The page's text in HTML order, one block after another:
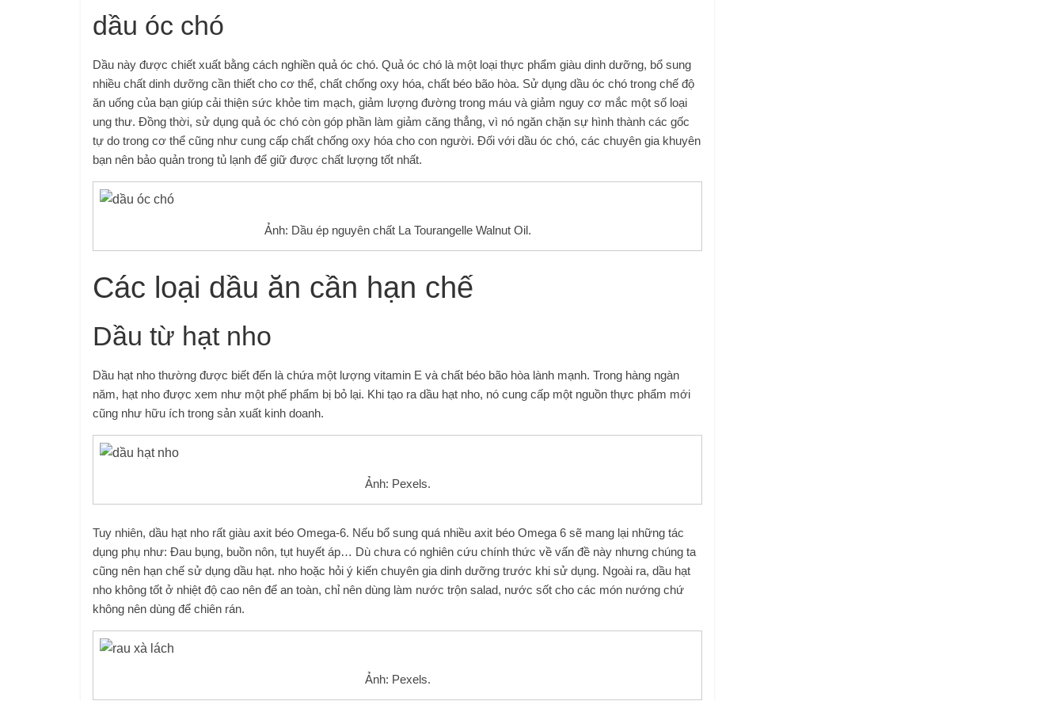
dầu óc chó
Dầu này được chiết xuất bằng cách nghiền quả óc chó. Quả óc chó là một loại thực phẩm giàu dinh dưỡng, bổ sung
nhiều chất dinh dưỡng cần thiết cho cơ thể, chất chống oxy hóa, chất béo bão hòa. Sử dụng dầu óc chó trong chế độ
ăn uống của bạn giúp cải thiện sức khỏe tim mạch, giảm lượng đường trong máu và giảm nguy cơ mắc một số loại
ung thư. Đồng thời, sử dụng quả óc chó còn góp phần làm giảm căng thẳng, vì nó ngăn chặn sự hình thành các gốc
tự do trong cơ thể cũng như cung cấp chất chống oxy hóa cho con người. Đối với dầu óc chó, các chuyên gia khuyên
bạn nên bảo quản trong tủ lạnh để giữ được chất lượng tốt nhất.
Ảnh: Dầu ép nguyên chất La Tourangelle Walnut Oil.
Các loại dầu ăn cần hạn chế
Dầu từ hạt nho
Dầu hạt nho thường được biết đến là chứa một lượng vitamin E và chất béo bão hòa lành mạnh. Trong hàng ngàn
năm, hạt nho được xem như một phế phẩm bị bỏ lại. Khi tạo ra dầu hạt nho, nó cung cấp một nguồn thực phẩm mới
cũng như hữu ích trong sản xuất kinh doanh.
Ảnh: Pexels.
Tuy nhiên, dầu hạt nho rất giàu axit béo Omega-6. Nếu bổ sung quá nhiều axit béo Omega 6 sẽ mang lại những tác
dụng phụ như: Đau bụng, buồn nôn, tụt huyết áp… Dù chưa có nghiên cứu chính thức về vấn đề này nhưng chúng ta
cũng nên hạn chế sử dụng dầu hạt. nho hoặc hỏi ý kiến ​​chuyên gia dinh dưỡng trước khi sử dụng. Ngoài ra, dầu hạt
nho không tốt ở nhiệt độ cao nên để an toàn, chỉ nên dùng làm nước trộn salad, nước sốt cho các món nướng chứ
không nên dùng để chiên rán.
Ảnh: Pexels.